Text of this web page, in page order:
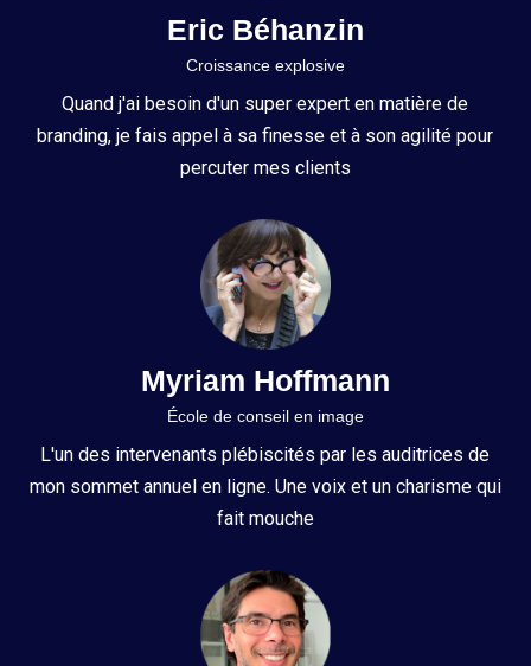
Eric Béhanzin
Croissance explosive
Quand j'ai besoin d'un super expert en matière de
branding, je fais appel à sa finesse et à son agilité pour
percuter mes clients
Myriam Hoffmann
École de conseil en image
L'un des intervenants plébiscités par les auditrices de
mon sommet annuel en ligne. Une voix et un charisme qui
fait mouche